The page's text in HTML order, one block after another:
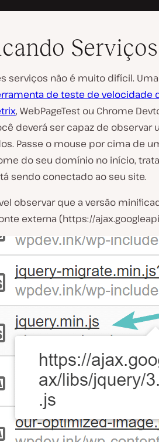
serviços não é muito difícil.
de teste de velocidade
, WebPageTest ou Chrome
deverá ser capaz de
Passe o mouse por cima de
do seu domínio no início,
sendo conectado ao seu site.
observar que a versão
externa (https://